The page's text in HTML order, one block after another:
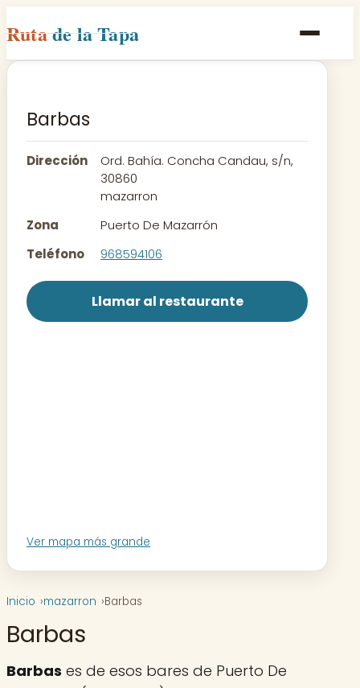
Rutade la Tapa
Inicio
Rutas
Contacto
Barbas
Dirección
Ord. Bahía. Concha Candau, s/n,
30860
mazarron
Zona
Puerto De Mazarrón
Teléfono
968594106
Llamar al restaurante
Ver mapa más grande
Inicio mazarron Barbas
Barbas
Barbas es de esos bares de Puerto De